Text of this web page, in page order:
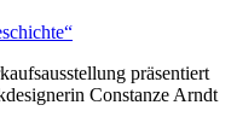
präsentiert
Constanze Arndt